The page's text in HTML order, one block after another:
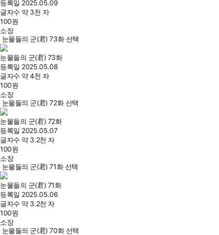
등록일 2025.05.09
글자수 약 3천 자
100원
소장
눈물들의 군(君) 73화 선택
눈물들의 군(君) 73화
등록일 2025.05.08
글자수 약 4천 자
100원
소장
눈물들의 군(君) 72화 선택
눈물들의 군(君) 72화
등록일 2025.05.07
글자수 약 3.2천 자
100원
소장
눈물들의 군(君) 71화 선택
눈물들의 군(君) 71화
등록일 2025.05.06
글자수 약 3.2천 자
100원
소장
눈물들의 군(君) 70화 선택